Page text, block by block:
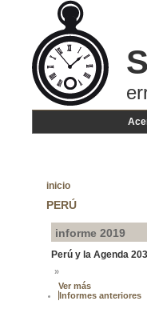
inicio
PERÚ
informe 2019
Perú y la Agenda
»
Ver más
Informes anteriores